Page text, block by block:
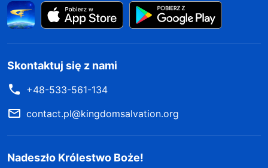
Skontaktuj się z nami
+48-533-561-134
contact.pl@kingdomsalvation.org
Nadeszło Królestwo Boże!